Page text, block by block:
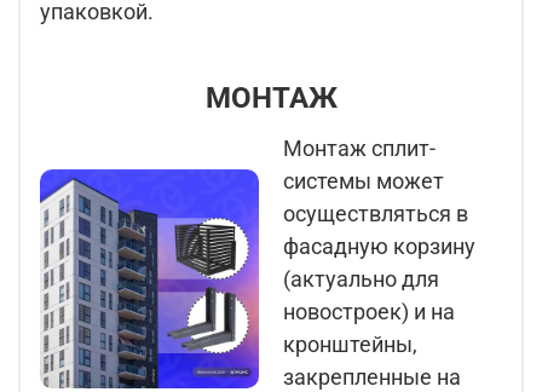
упаковкой.
МОНТАЖ
Монтаж сплит-
системы может
осуществляться в
фасадную корзину
(актуально для
новостроек) и на
кронштейны,
закрепленные на